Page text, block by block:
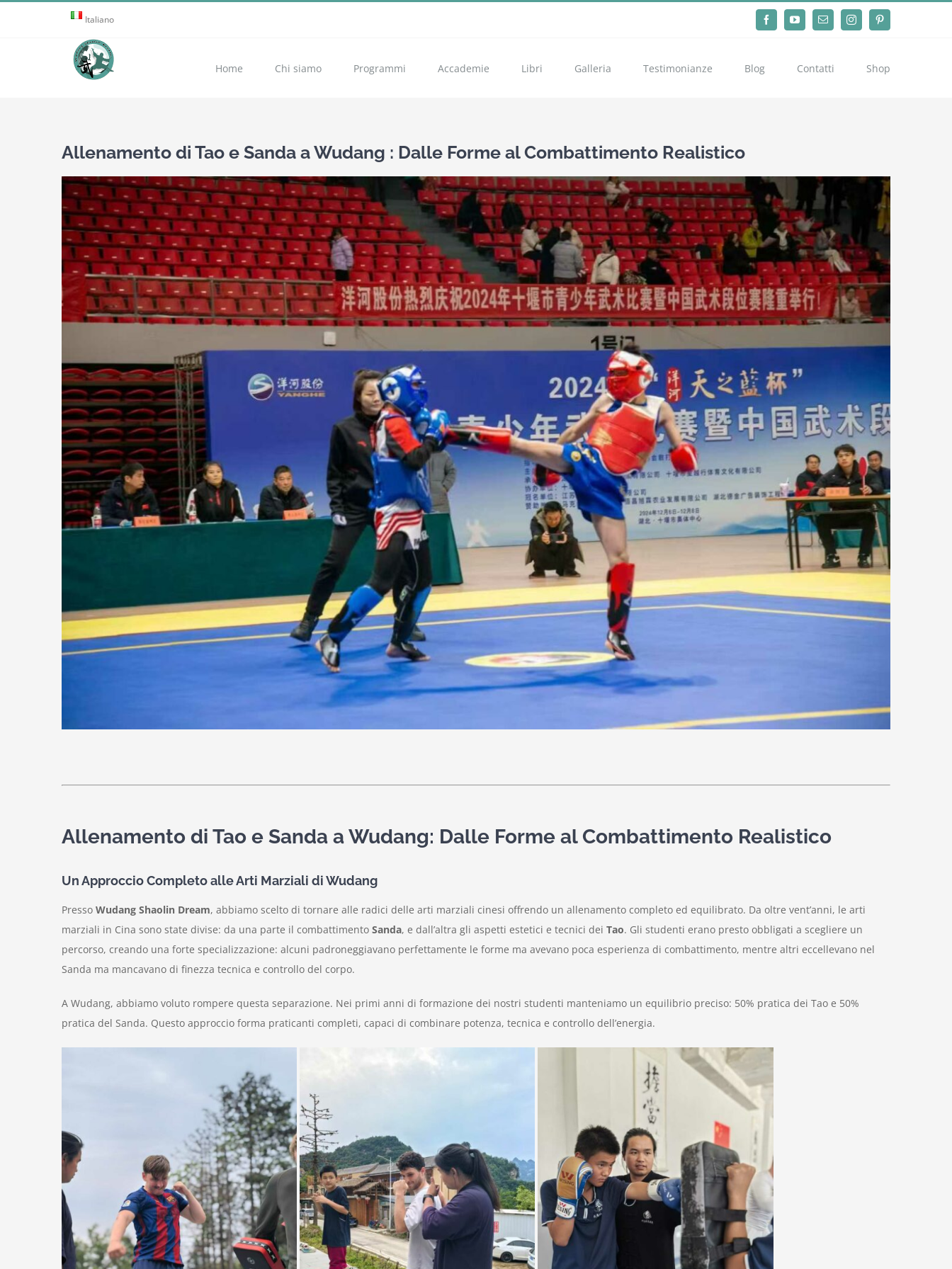
Italiano FacebookYouTubeEmail InstagramPinterest
Home Chi siamo Programmi Accademie Libri Galleria Testimonianze Blog Contatti Shop
Allenamento di Tao e Sanda a Wudang : Dalle Forme al Combattimento Realistico
View
Larger
Image
Allenamento di Tao e Sanda a Wudang: Dalle Forme al Combattimento Realistico
Un Approccio Completo alle Arti Marziali di Wudang
Presso Wudang Shaolin Dream, abbiamo scelto di tornare alle radici delle arti marziali cinesi offrendo un allenamento completo ed equilibrato. Da oltre vent’anni, le arti
marziali in Cina sono state divise: da una parte il combattimento Sanda, e dall’altra gli aspetti estetici e tecnici dei Tao. Gli studenti erano presto obbligati a scegliere un
percorso, creando una forte specializzazione: alcuni padroneggiavano perfettamente le forme ma avevano poca esperienza di combattimento, mentre altri eccellevano nel
Sanda ma mancavano di finezza tecnica e controllo del corpo.
A Wudang, abbiamo voluto rompere questa separazione. Nei primi anni di formazione dei nostri studenti manteniamo un equilibrio preciso: 50% pratica dei Tao e 50%
pratica del Sanda. Questo approccio forma praticanti completi, capaci di combinare potenza, tecnica e controllo dell’energia.